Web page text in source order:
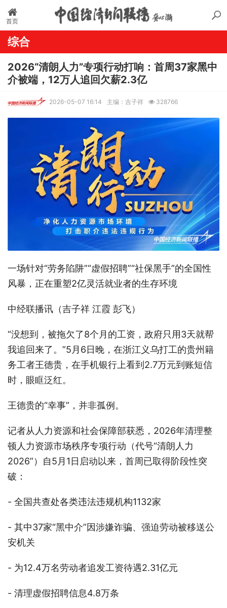
首页
综合
2026“清朗人力”专项行动打响：首周37家黑中
介被端，12万人追回欠薪2.3亿
2026-05-07 16:14 主编：吉子祥 328766
一场针对“劳务陷阱”“虚假招聘”“社保黑手”的全国性
风暴，正在重塑2亿灵活就业者的生存环境
中经联播讯（吉子祥 江霞 彭飞）
“没想到，被拖欠了8个月的工资，政府只用3天就帮
我追回来了。”5月6日晚，在浙江义乌打工的贵州籍
务工者王德贵，在手机银行上看到2.7万元到账短信
时，眼眶泛红。
王德贵的“幸事”，并非孤例。
记者从人力资源和社会保障部获悉，2026年清理整
顿人力资源市场秩序专项行动（代号“清朗人力
2026”）自5月1日启动以来，首周已取得阶段性突
破：
- 全国共查处各类违法违规机构1132家
- 其中37家“黑中介”因涉嫌诈骗、强迫劳动被移送公
安机关
- 为12.4万名劳动者追发工资待遇2.31亿元
- 清理虚假招聘信息4.8万条